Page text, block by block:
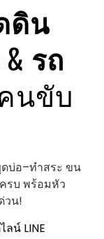
ดิน
& รถ
นขับ
บ่อ–ทำสระ ขน
รบ พร้อมหัว
วน!
ลน์ LINE